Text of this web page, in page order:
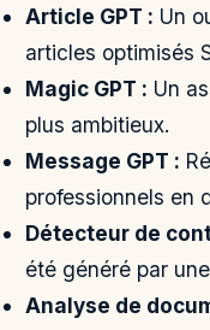
Article GPT : Un
articles optimisés
Magic GPT : Un
plus ambitieux.
Message GPT :
professionnels en
Détecteur de
été généré par
Analyse de